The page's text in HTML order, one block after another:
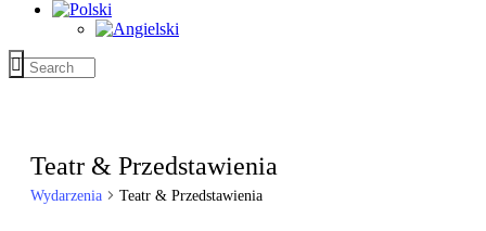
Teatr & Przedstawienia
Wydarzenia Teatr & Przedstawienia